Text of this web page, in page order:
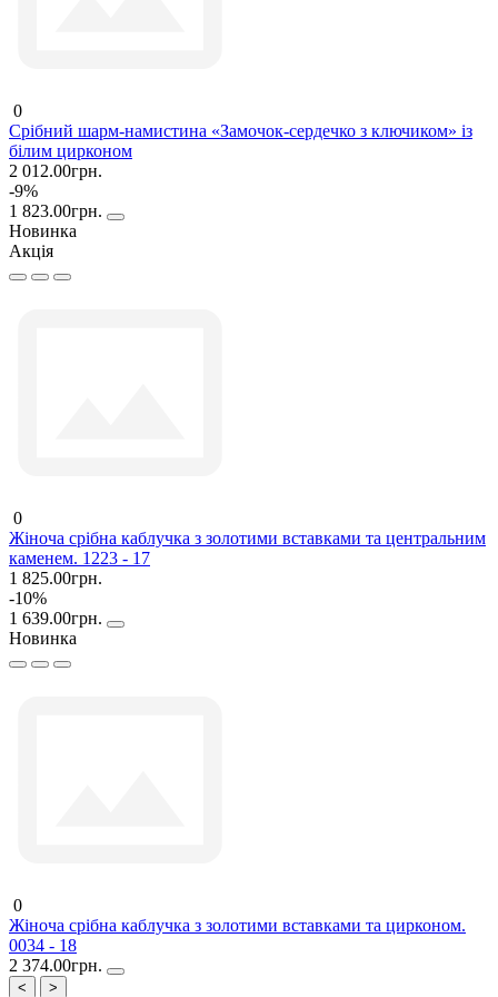
0
Срібний шарм-намистина «Замочок-сердечко з ключиком» із
білим цирконом
2 012.00грн.
-9%
1 823.00грн.
Новинка
Акція
0
Жіноча срібна каблучка з золотими вставками та центральним
каменем. 1223 - 17
1 825.00грн.
-10%
1 639.00грн.
Новинка
0
Жіноча срібна каблучка з золотими вставками та цирконом.
0034 - 18
2 374.00грн.
< >